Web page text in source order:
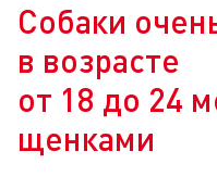
Собаки
в возрасте
от 18 до 24
щенками